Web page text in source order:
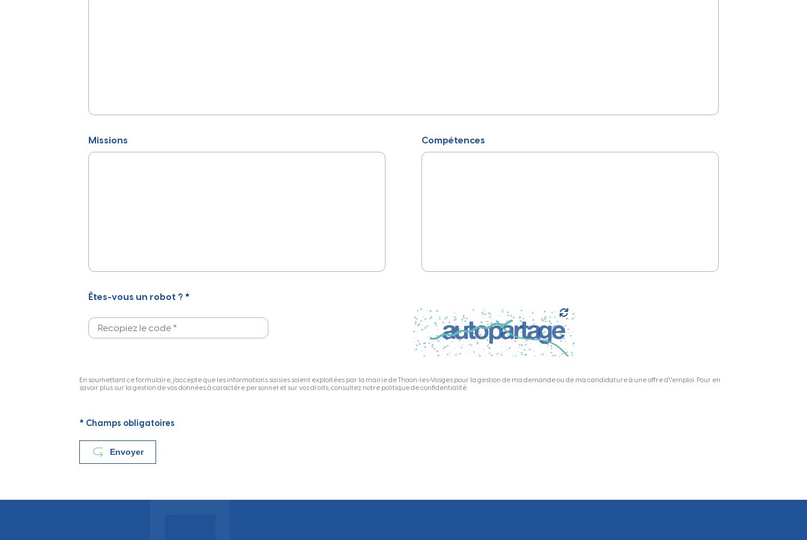
Missions Compétences
Êtes-vous un robot ? *
En soumettant ce formulaire, j’accepte que les informations saisies soient exploitées par la mairie de Thaon-les-Vosges pour la gestion de ma demande ou de ma candidature à une offre d\'emploi. Pour en
savoir plus sur la gestion de vos données à caractère personnel et sur vos droits, consultez notre politique de confidentialité.
* Champs obligatoires
Envoyer